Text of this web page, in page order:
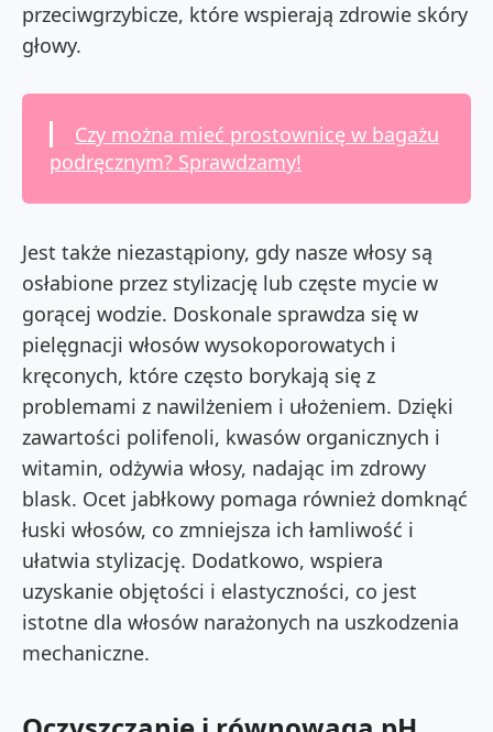
przeciwgrzybicze, które wspierają zdrowie skóry
głowy.
Czy można mieć prostownicę w bagażu
podręcznym? Sprawdzamy!
Jest także niezastąpiony, gdy nasze włosy są
osłabione przez stylizację lub częste mycie w
gorącej wodzie. Doskonale sprawdza się w
pielęgnacji włosów wysokoporowatych i
kręconych, które często borykają się z
problemami z nawilżeniem i ułożeniem. Dzięki
zawartości polifenoli, kwasów organicznych i
witamin, odżywia włosy, nadając im zdrowy
blask. Ocet jabłkowy pomaga również domknąć
łuski włosów, co zmniejsza ich łamliwość i
ułatwia stylizację. Dodatkowo, wspiera
uzyskanie objętości i elastyczności, co jest
istotne dla włosów narażonych na uszkodzenia
mechaniczne.